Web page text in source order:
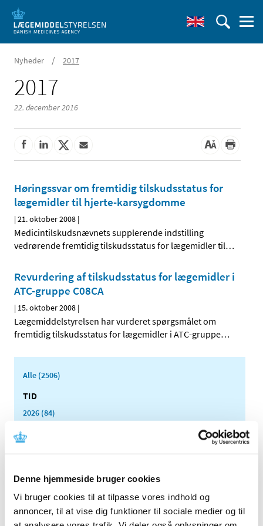
Denne hjemmeside bruger cookies
Vi bruger cookies til at tilpasse vores indhold og
annoncer, til at vise dig funktioner til sociale medier og til
Nyheder / 2017
2017
22. december 2016
Høringssvar om fremtidig tilskudsstatus for
lægemidler til hjerte-karsygdomme
|21. oktober 2008 |
Medicintilskudsnævnets supplerende indstilling
vedrørende fremtidig tilskudsstatus for lægemidler til…
Revurdering af tilskudsstatus for lægemidler i
ATC-gruppe C08CA
| 15. oktober 2008 |
Lægemiddelstyrelsen har vurderet spørgsmålet om
fremtidig tilskudsstatus for lægemidler i ATC-gruppe…
Alle (2506)
TID
2026 (84)
2024 (224)
2022 (197)
2021 (516)
2020 (263)